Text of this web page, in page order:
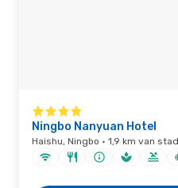
Ningbo Nanyuan Hotel
Haishu, Ningbo · 1,9 km van